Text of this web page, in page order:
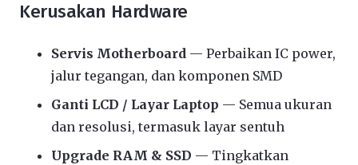
Kerusakan Hardware
Servis Motherboard — Perbaikan IC power,
jalur tegangan, dan komponen SMD
Ganti LCD / Layar Laptop — Semua ukuran
dan resolusi, termasuk layar sentuh
Upgrade RAM & SSD — Tingkatkan